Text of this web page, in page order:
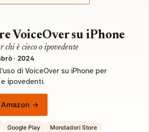
VoiceOver su iPhone
chi è cieco o ipovedente
· 2024
di VoiceOver su iPhone per
ipovedenti.
→
Google Play Mondadori Store